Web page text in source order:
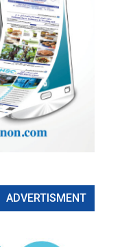
ADVERTISMENT